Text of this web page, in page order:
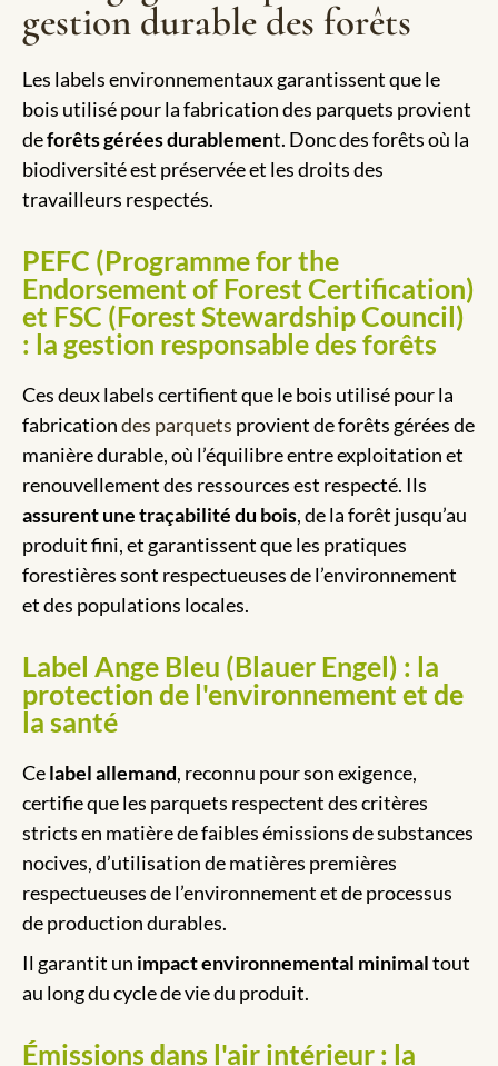
gestion durable des forêts
Les labels environnementaux garantissent que le
bois utilisé pour la fabrication des parquets provient
deforêts gérées durablement. Donc des forêts où la
biodiversité est préservée et les droits des
travailleurs respectés.
PEFC (Programme for the
Endorsement of Forest Certification)
et FSC (Forest Stewardship Council)
: la gestion responsable des forêts
Ces deux labels certifient que le bois utilisé pour la
fabricationdes parquets provient de forêts gérées de
manière durable, où l’équilibre entre exploitation et
renouvellement des ressources est respecté. Ils
assurent une traçabilité du bois, de la forêt jusqu’au
produit fini, et garantissent que les pratiques
forestières sont respectueuses de l’environnement
et des populations locales.
Label Ange Bleu (Blauer Engel) : la
protection de l'environnement et de
la santé
Celabel allemand, reconnu pour son exigence,
certifie que les parquets respectent des critères
stricts en matière de faibles émissions de substances
nocives, d’utilisation de matières premières
respectueuses de l’environnement et de processus
de production durables.
Il garantit un impact environnemental minimaltout
au long du cycle de vie du produit.
Émissions dans l'air intérieur : la